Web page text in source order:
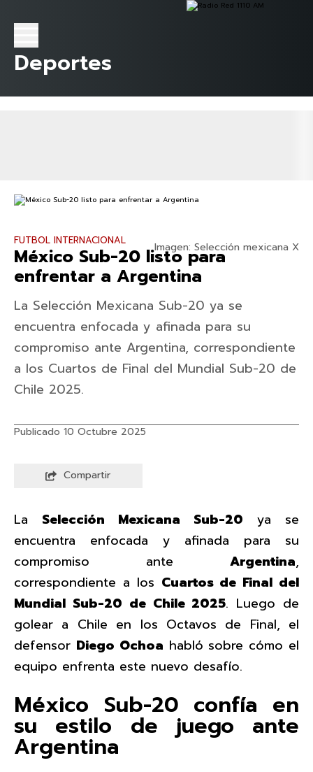
Deportes
Imagen: Selección mexicana X
FUTBOL INTERNACIONAL
México Sub-20 listo para
enfrentar a Argentina
La Selección Mexicana Sub-20 ya se
encuentra enfocada y afinada para su
compromiso ante Argentina, correspondiente
a los Cuartos de Final del Mundial Sub-20 de
Chile 2025.
Publicado 10 Octubre 2025
Compartir
La Selección Mexicana Sub-20 ya se
encuentra enfocada y afinada para su
compromiso ante Argentina,
correspondiente a los Cuartos de Final del
Mundial Sub-20 de Chile 2025. Luego de
golear a Chile en los Octavos de Final, el
defensor Diego Ochoa habló sobre cómo el
equipo enfrenta este nuevo desafío.
México Sub-20 confía en
su estilo de juego ante
Argentina